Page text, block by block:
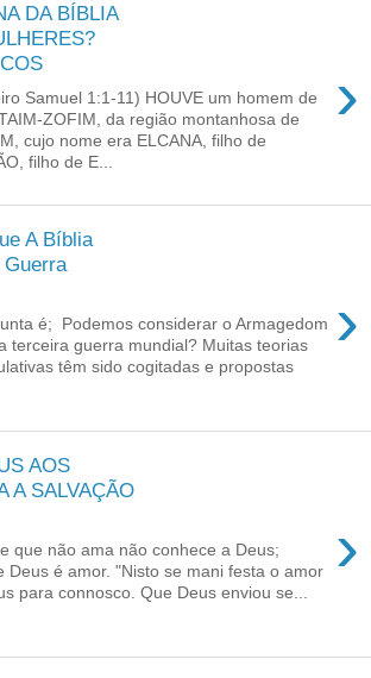
DA BÍBLIA
›
Samuel 1:1-11) HOUVE um homem de
ZOFIM, da região montanhosa de
cujo nome era ELCANA, filho de
filho de E...
A Bíblia
Guerra
›
é; Podemos considerar o Armagedom
terceira guerra mundial? Muitas teorias
têm sido cogitadas e propostas
AOS
A SALVAÇÃO
›
que não ama não conhece a Deus;
Deus é amor. "Nisto se mani festa o amor
para connosco. Que Deus enviou se...